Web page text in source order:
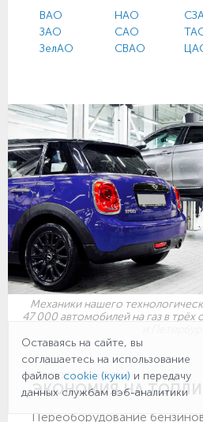
ВАО
ЗАО
ЗелАО
НАО
САО
СВАО
Механики нашего
47 000 автомобилей на газ в
ПЕРЕВОД АВТО НА ГАЗ
ЭКОНОМИЯ НА
Переоборудование
Оставаясь на сайте, вы
соглашаетесь на использование
файлов cookie (куки) и передачу
данных службам вэб-аналитики